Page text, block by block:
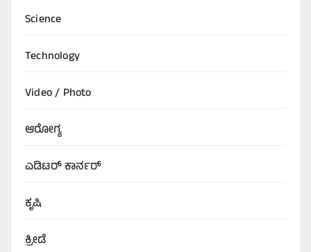
Science
Technology
Video / Photo
ಆರೋಗ್ಯ
ಎಡಿಟರ್‌ ಕಾರ್ನರ್
ಕೃಷಿ
ಕ್ರೀಡೆ